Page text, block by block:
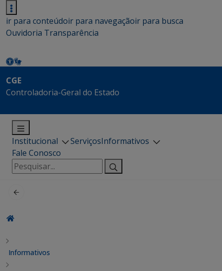
ir para conteúdoir para navegaçãoir para busca
Ouvidoria Transparência
CGE
Controladoria-Geral do Estado
Institucional ServiçosInformativos
Fale Conosco
Pesquisar
por:
Informativos